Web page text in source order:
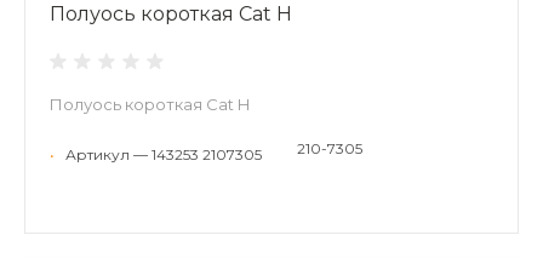
Полуось короткая Cat H
Полуось короткая Cat H
• Артикул — 143253 2107305 210-7305